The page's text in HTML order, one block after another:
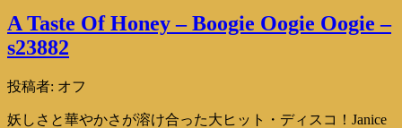
A Taste Of Honey – Boogie Oogie Oogie –
s23882
投稿者: オフ
妖しさと華やかさが溶け合った大ヒット・ディスコ！Janice